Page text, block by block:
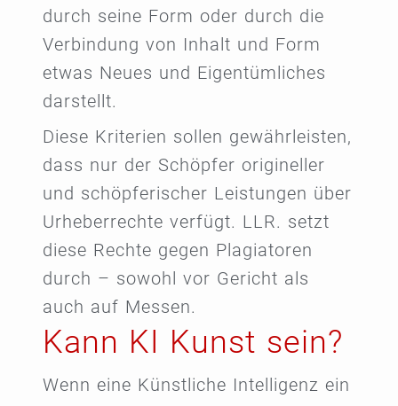
durch seine Form oder durch die
Verbindung von Inhalt und Form
etwas Neues und Eigentümliches
darstellt.
Diese Kriterien sollen gewährleisten,
dass nur der Schöpfer origineller
und schöpferischer Leistungen über
Urheberrechte verfügt. LLR. setzt
diese Rechte gegen Plagiatoren
durch – sowohl vor Gericht als
auch auf Messen.
Kann KI Kunst sein?
Wenn eine Künstliche Intelligenz ein